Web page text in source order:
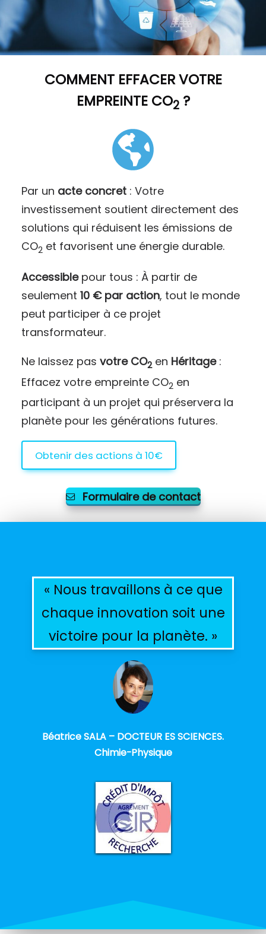
COMMENT EFFACER VOTRE
EMPREINTE CO2?
Par un acte concret: Votre
investissement soutient directement des
solutions qui réduisent les émissions de
CO2 et favorisent une énergie durable.
Accessiblepour tous : À partir de
seulement 10 € par action, tout le monde
peut participer à ce projet
transformateur.
Ne laissez pas votre CO2en Héritage:
Effacez votre empreinte CO2 en
participant à un projet qui préservera la
planète pour les générations futures.
Obtenir des actions à 10€
Formulaire de contact
« Nous travaillons à ce que
chaque innovation soit une
victoire pour la planète. »
Béatrice SALA – DOCTEUR ES SCIENCES.
Chimie-Physique